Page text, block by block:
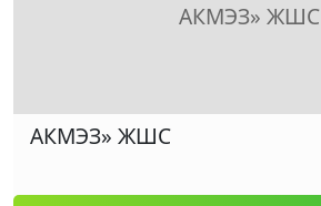
АКМЭЗ» ЖШС
АКМЭЗ» ЖШС